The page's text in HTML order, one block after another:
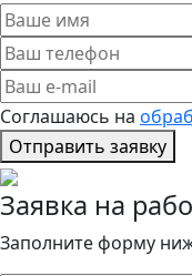
Соглашаюсь на
Отправить заявку
Заявка на
Заполните форму